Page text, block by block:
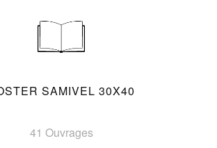
SAMIVEL 30X40
41 Ouvrages